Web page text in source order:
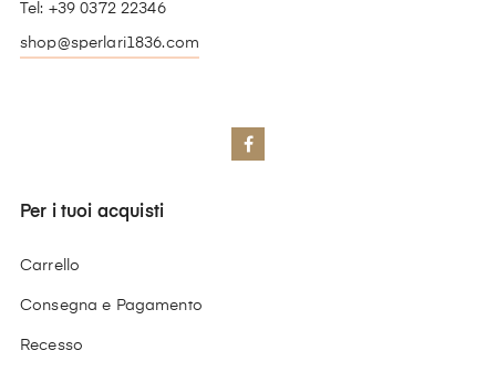
Tel: +39 0372 22346
shop@sperlari1836.com
Per i tuoi acquisti
Carrello
Consegna e Pagamento
Recesso